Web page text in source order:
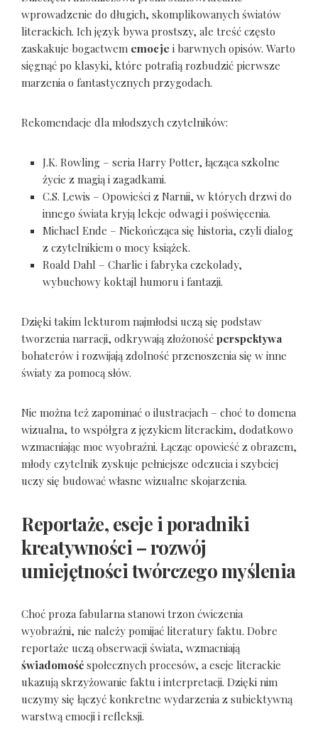
wprowadzenie do długich, skomplikowanych światów
literackich. Ich język bywa prostszy, ale treść często
zaskakuje bogactwem emocje i barwnych opisów. Warto
sięgnąć po klasyki, które potrafią rozbudzić pierwsze
marzenia o fantastycznych przygodach.
Rekomendacje dla młodszych czytelników:
J.K. Rowling – seria Harry Potter, łącząca szkolne
życie z magią i zagadkami.
C.S. Lewis – Opowieści z Narnii, w których drzwi do
innego świata kryją lekcje odwagi i poświęcenia.
Michael Ende – Niekończąca się historia, czyli dialog
z czytelnikiem o mocy książek.
Roald Dahl – Charlie i fabryka czekolady,
wybuchowy koktajl humoru i fantazji.
Dzięki takim lekturom najmłodsi uczą się podstaw
tworzenia narracji, odkrywają złożoność perspektywa
bohaterów i rozwijają zdolność przenoszenia się w inne
światy za pomocą słów.
Nie można też zapominać o ilustracjach – choć to domena
wizualna, to współgra z językiem literackim, dodatkowo
wzmacniając moc wyobraźni. Łącząc opowieść z obrazem,
młody czytelnik zyskuje pełniejsze odczucia i szybciej
uczy się budować własne wizualne skojarzenia.
Reportaże, eseje i poradniki
kreatywności – rozwój
umiejętności twórczego myślenia
Choć proza fabularna stanowi trzon ćwiczenia
wyobraźni, nie należy pomijać literatury faktu. Dobre
reportaże uczą obserwacji świata, wzmacniają
świadomość społecznych procesów, a eseje literackie
ukazują skrzyżowanie faktu i interpretacji. Dzięki nim
uczymy się łączyć konkretne wydarzenia z subiektywną
warstwą emocji i refleksji.